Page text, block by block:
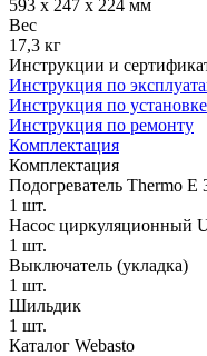
593 х 247 х 224 мм
Вес
17,3 кг
Инструкции и
Инструкция по
Инструкция по установке
Инструкция по ремонту
Комплектация
Комплектация
Подогреватель Thermo E
1 шт.
Насос циркуляционный
1 шт.
Выключатель (укладка)
1 шт.
Шильдик
1 шт.
Каталог Webasto